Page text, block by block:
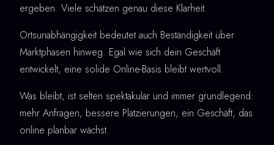
ergeben. Viele schätzen genau diese Klarheit.
Ortsunabhängigkeit bedeutet auch Beständigkeit über
Marktphasen hinweg. Egal wie sich dein Geschäft
entwickelt, eine solide Online-Basis bleibt wertvoll.
Was bleibt, ist selten spektakulär und immer grundlegend:
mehr Anfragen, bessere Platzierungen, ein Geschäft, das
online planbar wächst.